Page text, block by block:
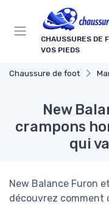
CHAUSSURES DE
VOS PIEDS
Chaussure de foot
New
crampons
qui
New Balance Furon
découvrez comment
Panneau de gestion